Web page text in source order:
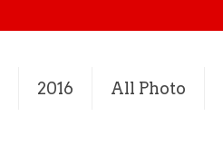
2016 All Photo